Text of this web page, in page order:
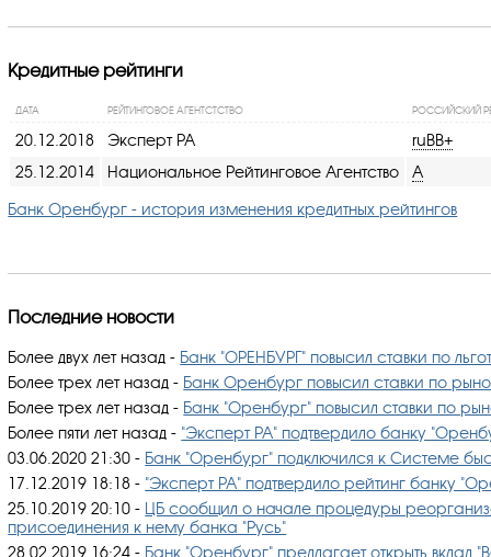
Кредитные рейтинги
ДАТА РЕЙТИНГОВОЕ АГЕНТСТСТВО РОССИЙСКИЙ
20.12.2018 Эксперт РА
ruBB+
25.12.2014
Национальное Рейтинговое Агентство
A
Банк Оренбург - история изменения кредитных рейтингов
Последние новости
Более двух лет назад- Банк "ОРЕНБУРГ" повысил ставки по
Более трех лет назад- Банк Оренбург повысил ставки по
Более трех лет назад- Банк "​Оренбург"​ повысил ставки по
Более пяти лет назад- "Эксперт РА" подтвердило банку
03.06.2020 21:30- Банк "Оренбург" подключился к Системе
17.12.2019 18:18- "Эксперт РА" подтвердило рейтинг банку
25.10.2019 20:10- ​ЦБ сообщил о начале процедуры
присоединения к нему банка "Русь"​
28.02.2019 16:24- Банк "Оренбург" ​предлагает открыть вклад